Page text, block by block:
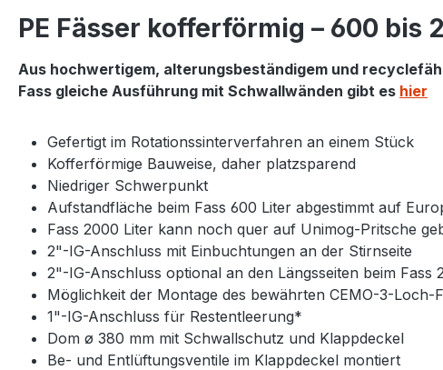
PE Fässer kofferförmig – 600 bis
Aus hochwertigem, alterungsbeständigem und
Fass gleiche Ausführung mit Schwallwänden gibt es hier
Gefertigt im Rotationssinterverfahren an einem Stück
Kofferförmige Bauweise, daher platzsparend
Niedriger Schwerpunkt
Aufstandfläche beim Fass 600 Liter abgestimmt auf
Fass 2000 Liter kann noch quer auf Unimog-Pritsche
2"-IG-Anschluss mit Einbuchtungen an der Stirnseite
2"-IG-Anschluss optional an den Längsseiten beim Fass
Möglichkeit der Montage des bewährten CEMO-3-Loch-
1"-IG-Anschluss für Restentleerung*
Dom ø 380 mm mit Schwallschutz und Klappdeckel
Be- und Entlüftungsventile im Klappdeckel montiert